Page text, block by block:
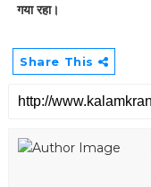
गया रहा।
Share This